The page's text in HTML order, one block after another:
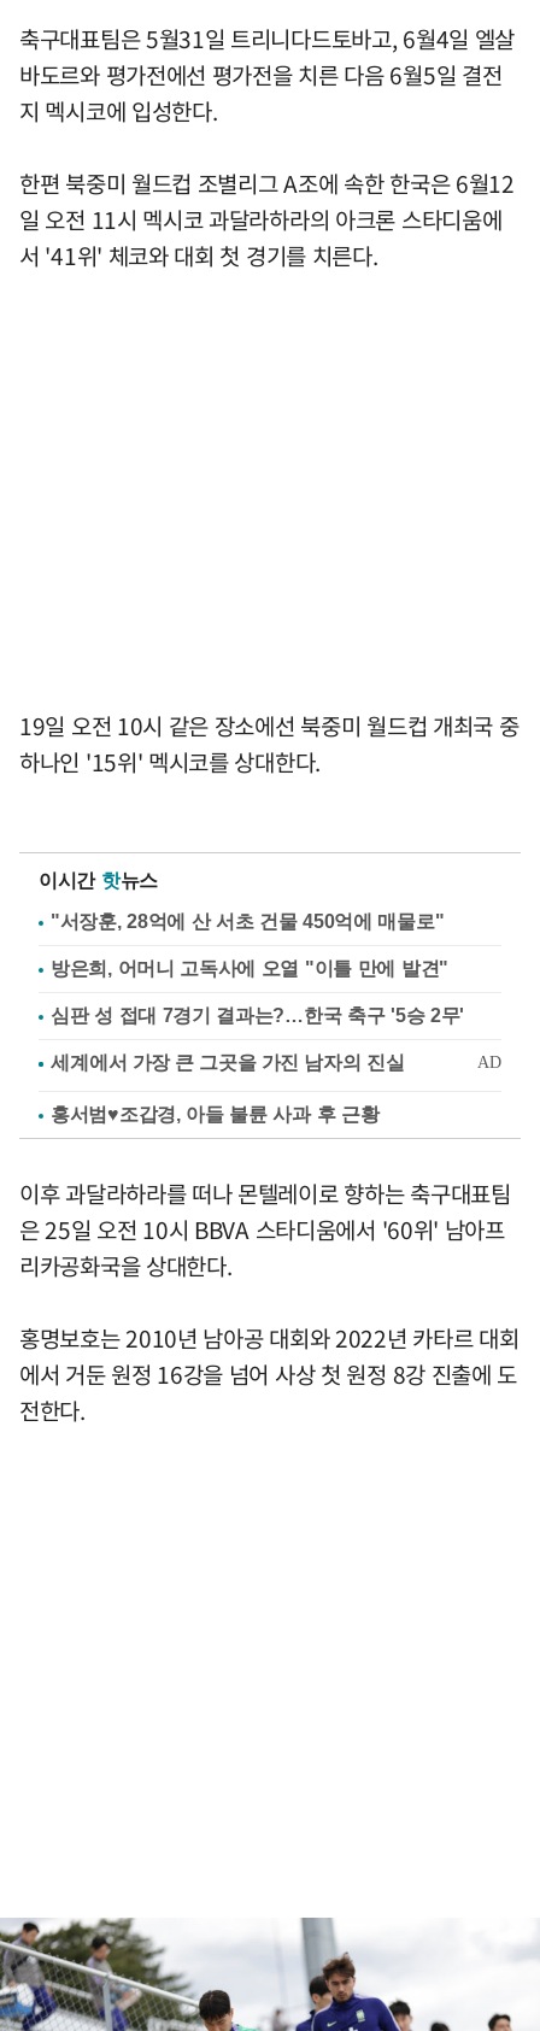
축구대표팀은 5월31일 트리니다드토바고, 6월4일 엘살
바도르와 평가전에선 평가전을 치른 다음 6월5일 결전
지 멕시코에 입성한다.
한편 북중미 월드컵 조별리그 A조에 속한 한국은 6월12
일 오전 11시 멕시코 과달라하라의 아크론 스타디움에
서 '41위' 체코와 대회 첫 경기를 치른다.
19일 오전 10시 같은 장소에선 북중미 월드컵 개최국 중
하나인 '15위' 멕시코를 상대한다.
이시간 핫뉴스
"서장훈, 28억에 산 서초 건물 450억에 매물로"
방은희, 어머니 고독사에 오열 "이틀 만에 발견"
심판 성 접대 7경기 결과는?…한국 축구 '5승 2무'
홍서범♥조갑경, 아들 불륜 사과 후 근황
이후 과달라하라를 떠나 몬텔레이로 향하는 축구대표팀
은 25일 오전 10시 BBVA 스타디움에서 '60위' 남아프
리카공화국을 상대한다.
홍명보호는 2010년 남아공 대회와 2022년 카타르 대회
에서 거둔 원정 16강을 넘어 사상 첫 원정 8강 진출에 도
전한다.